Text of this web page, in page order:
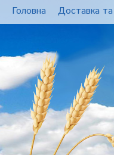
Головна Доставка